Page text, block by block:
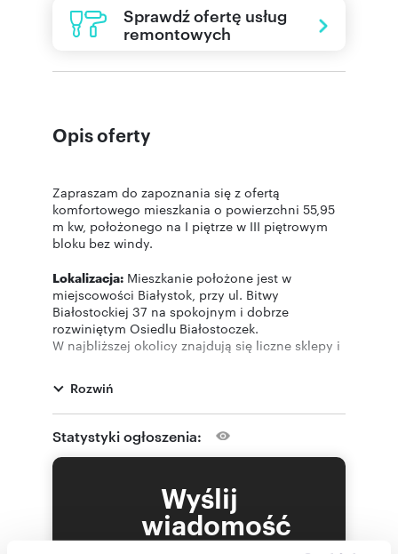
Sprawdź ofertę usług
remontowych
Opis oferty
Zapraszam do zapoznania się z ofertą
komfortowego mieszkania o powierzchni 55,95
m kw, położonego na I piętrze w III piętrowym
bloku bez windy.
Lokalizacja: Mieszkanie położone jest w
miejscowości Białystok, przy ul. Bitwy
Białostockiej 37 na spokojnym i dobrze
rozwiniętym Osiedlu Białostoczek.
W najbliższej okolicy znajdują się liczne sklepy i
komfort codziennego życia. Osiedle
Białostoczek jest również dobrze
skomunikowane z innymi częściami
Białegostoku, dzięki rozwiniętej sieci
komunikacji miejskiej.
Mieszkanie w bardzo dobrym
standardzie, jasne, zadbane, nowocześnie
Rozwiń
Statystyki ogłoszenia:
Wyślij
wiadomość